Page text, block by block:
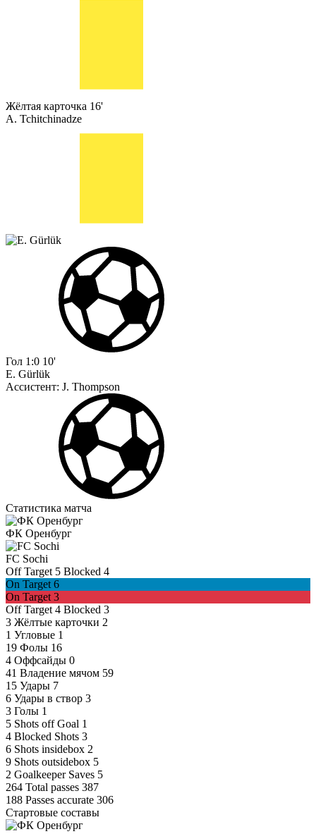
Жёлтая карточка 16'
A. Tchitchinadze
Гол 1:0 10'
E. Gürlük
Ассистент: J. Thompson
Статистика матча
ФК Оренбург
FC Sochi
Off Target 5 Blocked 4
On Target 6
On Target 3
Off Target 4 Blocked 3
3 Жёлтые карточки 2
1 Угловые 1
19 Фолы 16
4 Оффсайды 0
41 Владение мячом 59
15 Удары 7
6 Удары в створ 3
3 Голы 1
5 Shots off Goal 1
4 Blocked Shots 3
6 Shots insidebox 2
9 Shots outsidebox 5
2 Goalkeeper Saves 5
264 Total passes 387
188 Passes accurate 306
Стартовые составы